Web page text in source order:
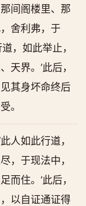
间阁楼里、那
舍利弗，于
，如此举止，
天界。’此后，
其身坏命终后
。
人如此行道，
，于现法中，
而住。’此后，
以自证通证得